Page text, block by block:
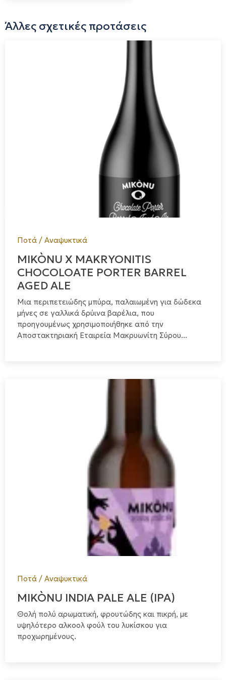
Άλλες σχετικές προτάσεις
Ποτά / Αναψυκτικά
MIKÒNU X MAKRYONITIS
CHOCOLOATE PORTER BARREL
AGED ALE
Μια περιπετειώδης μπύρα, παλαιωμένη για δώδεκα
μήνες σε γαλλικά δρύινα βαρέλια, που
προηγουμένως χρησιμοποιήθηκε από την
Αποστακτηριακή Εταιρεία Μακρυωνίτη Σύρου...
Ποτά / Αναψυκτικά
MIKÒNU INDIA PALE ALE (IPA)
Θολή πολύ αρωματική, φρουτώδης και πικρή, με
υψηλότερο αλκοολ φούλ του λυκίσκου για
προχωρημένους.